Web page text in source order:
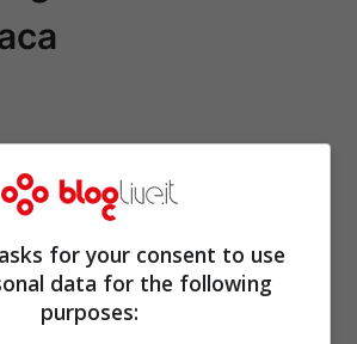
for your consent to use
data for the following
purposes: